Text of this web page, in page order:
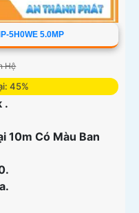
5H0WE 5.0MP
Hệ
45%
.
10m Có Màu Ban